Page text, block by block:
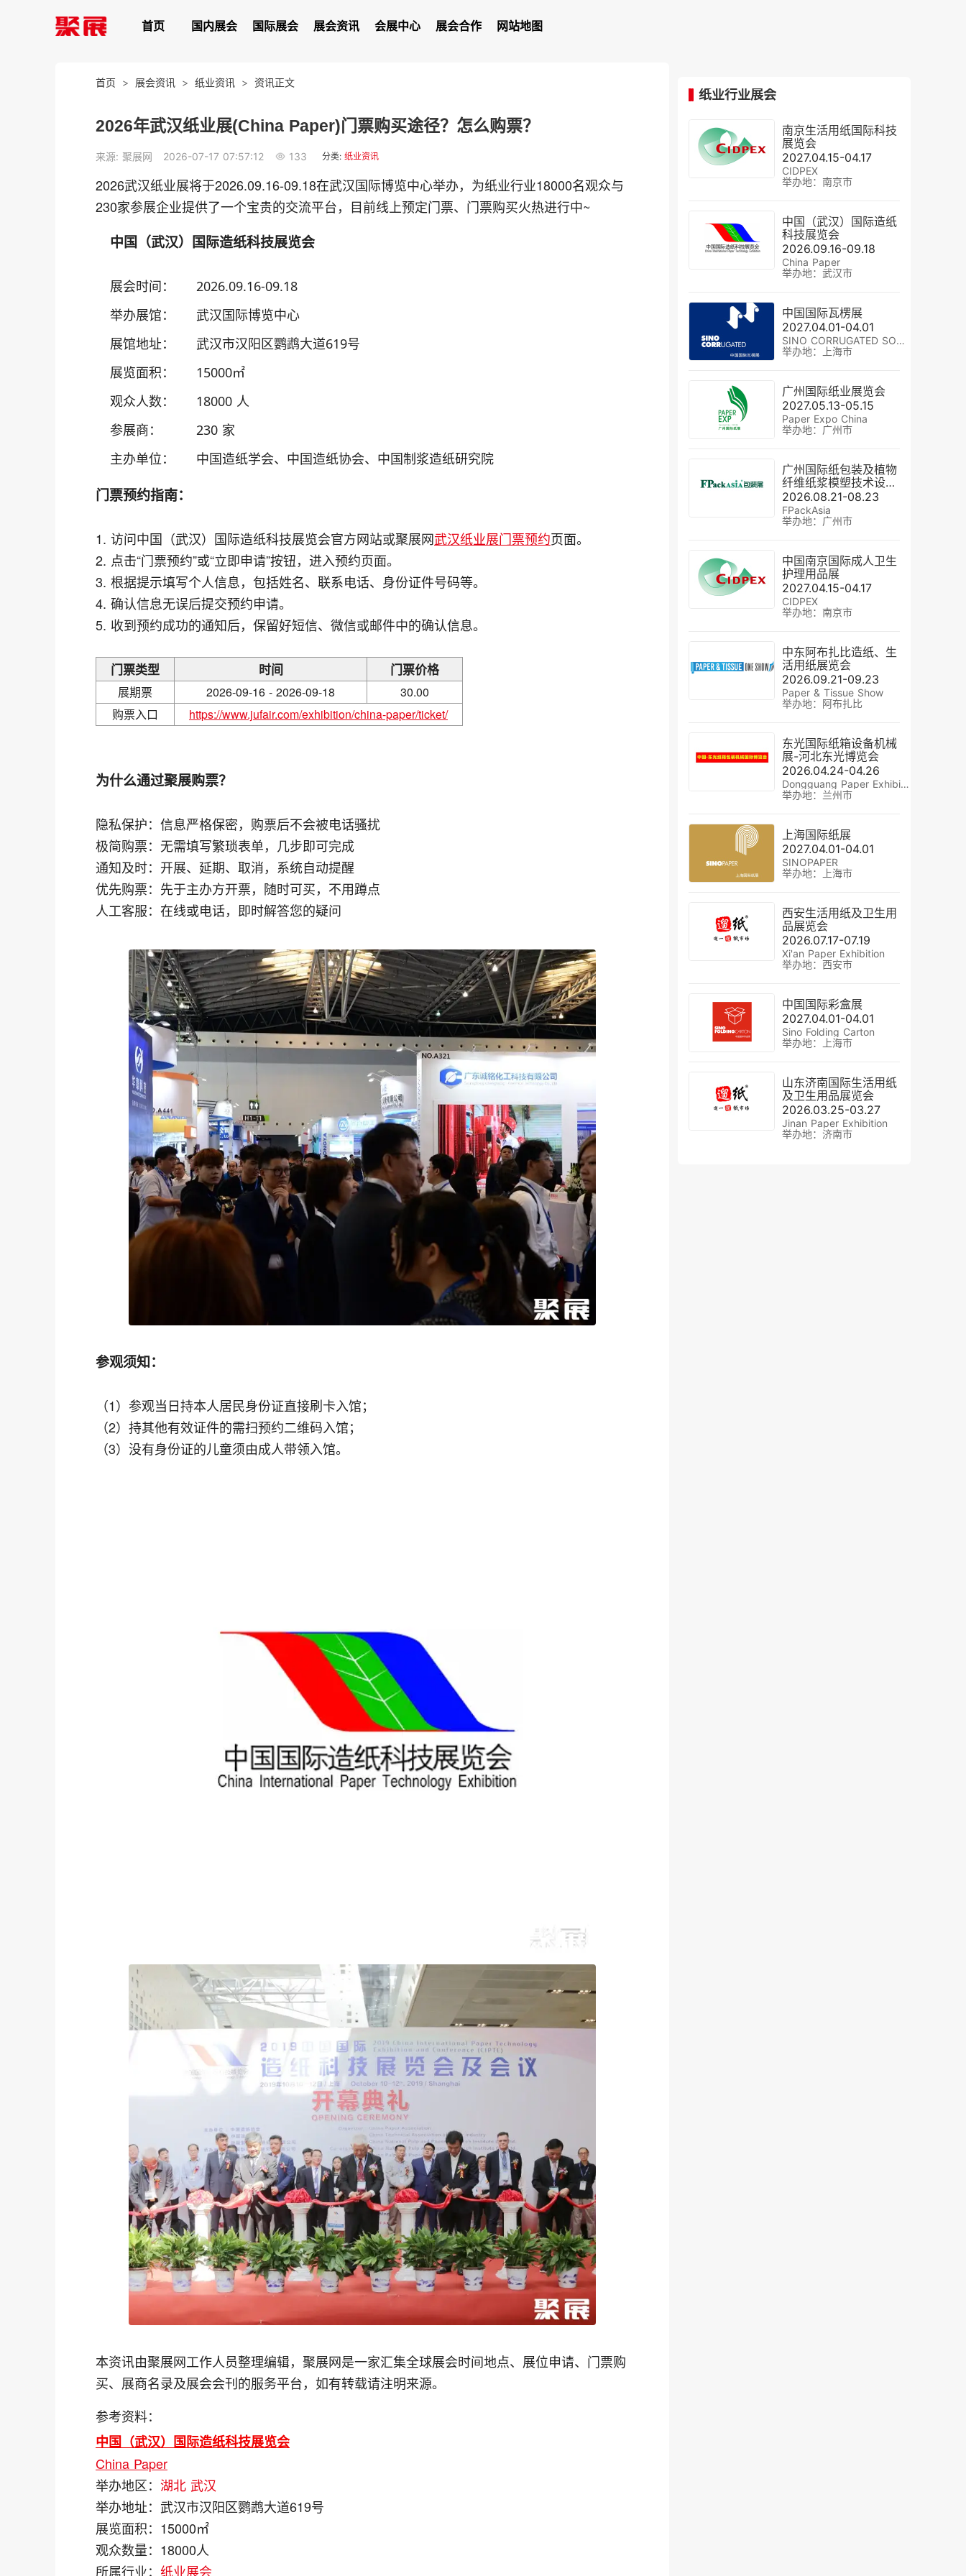
首页 国内展会 国际展会 展会资讯 会展中心 展会合作 网站地图
首页 > 展会资讯 > 纸业资讯 > 资讯正文
2026年武汉纸业展(China Paper)门票购买途径？怎么购票？
来源: 聚展网 2026-07-17 07:57:12 133 分类: 纸业资讯
2026武汉纸业展将于2026.09.16-09.18在武汉国际博览中心举办，为纸业行业18000名观众与
230家参展企业提供了一个宝贵的交流平台，目前线上预定门票、门票购买火热进行中~
中国（武汉）国际造纸科技展览会
展会时间：
2026.09.16-09.18
举办展馆：
武汉国际博览中心
展馆地址：
武汉市汉阳区鹦鹉大道619号
展览面积：
15000㎡
观众人数：
18000 人
参展商：
230 家
主办单位：
中国造纸学会、中国造纸协会、中国制浆造纸研究院
门票预约指南：
1. 访问中国（武汉）国际造纸科技展览会官方网站或聚展网武汉纸业展门票预约页面。
2. 点击“门票预约”或“立即申请”按钮，进入预约页面。
3. 根据提示填写个人信息，包括姓名、联系电话、身份证件号码等。
4. 确认信息无误后提交预约申请。
5. 收到预约成功的通知后，保留好短信、微信或邮件中的确认信息。
门票类型 时间 门票价格
展期票 2026-09-16 - 2026-09-18
30.00
购票入口
https://www.jufair.com/exhibition/china-paper/ticket/
为什么通过聚展购票？
隐私保护：信息严格保密，购票后不会被电话骚扰
极简购票：无需填写繁琐表单，几步即可完成
通知及时：开展、延期、取消，系统自动提醒
优先购票：先于主办方开票，随时可买，不用蹲点
人工客服：在线或电话，即时解答您的疑问
参观须知：
（1）参观当日持本人居民身份证直接刷卡入馆；
（2）持其他有效证件的需扫预约二维码入馆；
（3）没有身份证的儿童须由成人带领入馆。
本资讯由聚展网工作人员整理编辑，聚展网是一家汇集全球展会时间地点、展位申请、门票购
买、展商名录及展会会刊的服务平台，如有转载请注明来源。
参考资料：
中国（武汉）国际造纸科技展览会
China Paper
举办地区： 湖北 武汉
举办地址： 武汉市汉阳区鹦鹉大道619号
展览面积： 15000㎡
观众数量： 18000人
所属行业： 纸业展会
纸业行业展会
南京生活用纸国际科技
展览会
2027.04.15-04.17
CIDPEX
举办地：南京市
中国（武汉）国际造纸
科技展览会
2026.09.16-09.18
China Paper
举办地：武汉市
中国国际瓦楞展
2027.04.01-04.01
SINO CORRUGATED SOUTH
举办地：上海市
广州国际纸业展览会
2027.05.13-05.15
Paper Expo China
举办地：广州市
广州国际纸包装及植物
纤维纸浆模塑技术设备
展
2026.08.21-08.23
FPackAsia
举办地：广州市
中国南京国际成人卫生
护理用品展
2027.04.15-04.17
CIDPEX
举办地：南京市
中东阿布扎比造纸、生
活用纸展览会
2026.09.21-09.23
Paper & Tissue Show
举办地：阿布扎比
东光国际纸箱设备机械
展-河北东光博览会
2026.04.24-04.26
Dongguang Paper Exhibition
举办地：兰州市
上海国际纸展
2027.04.01-04.01
SINOPAPER
举办地：上海市
西安生活用纸及卫生用
品展览会
2026.07.17-07.19
Xi'an Paper Exhibition
举办地：西安市
中国国际彩盒展
2027.04.01-04.01
Sino Folding Carton
举办地：上海市
山东济南国际生活用纸
及卫生用品展览会
2026.03.25-03.27
Jinan Paper Exhibition
举办地：济南市